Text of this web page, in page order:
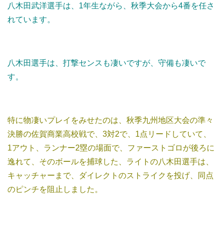
八木田武洋選手は、1年生ながら、秋季大会から4番を任さ
れています。
八木田選手は、打撃センスも凄いですが、守備も凄いで
す。
特に物凄いプレイをみせたのは、秋季九州地区大会の準々
決勝の佐賀商業高校戦で、3対2で、1点リードしていて、
1アウト、ランナー2塁の場面で、ファーストゴロが後ろに
逸れて、そのボールを捕球した、ライトの八木田選手は、
キャッチャーまで、ダイレクトのストライクを投げ、同点
のピンチを阻止しました。